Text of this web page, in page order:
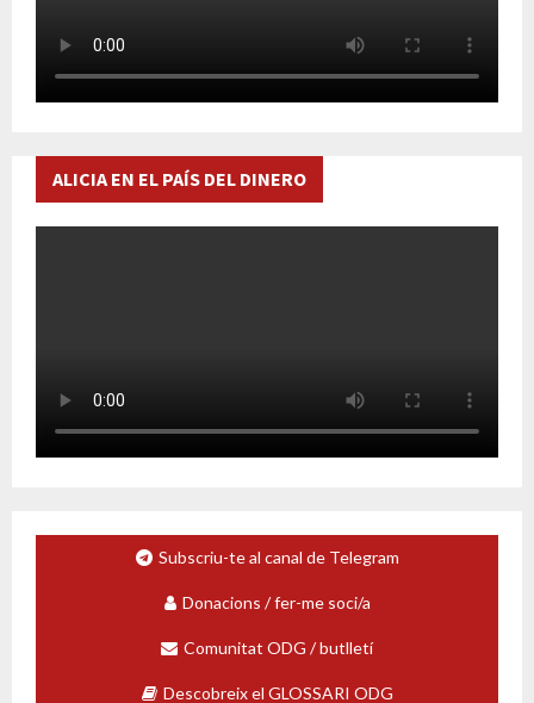
ALICIA EN EL PAÍS DEL DINERO
Subscriu-te al canal de Telegram
Donacions / fer-me soci/a
Comunitat ODG / butlletí
Descobreix el GLOSSARI ODG